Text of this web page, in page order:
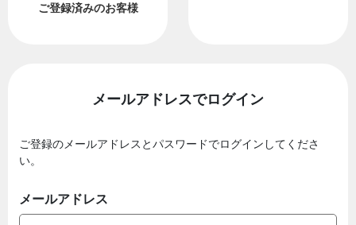
ご登録済みのお客様
メールアドレスでログイン
ご登録のメールアドレスとパスワードでログインしてくださ
い。
メールアドレス